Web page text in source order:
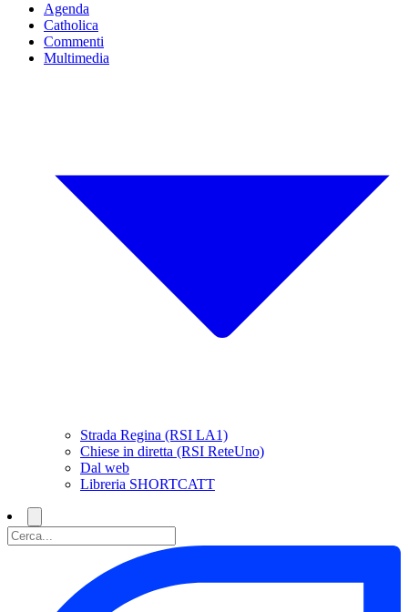
Agenda
Catholica
Commenti
Multimedia
Strada Regina (RSI LA1)
Chiese in diretta (RSI ReteUno)
Dal web
Libreria SHORTCATT